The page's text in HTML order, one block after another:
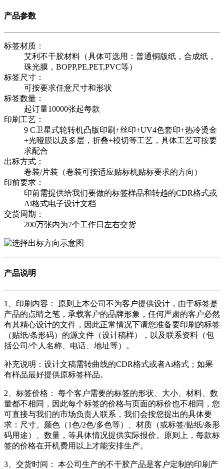
产品参数
标签材质：
艾利不干胶材料（具体可选用：普通铜版纸，合成纸，
珠光膜，BOPP,PE,PET,PVC等）
标签尺寸：
可按要求任意尺寸和形状
标签数量：
起订量10000张起每款
印刷工艺：
9 C卫星式轮转机凸版印刷+丝印+UV4色套印+热冷烫金
+光哑膜以及多层，折叠+模切等工艺，具体工艺可按要
求配合
出标方式：
卷装/片装（卷装可按适应贴标机贴标要求的方向）
印前要求：
印前需提供给我们要做的标签样品和转趋的CDR格式或
Ai格式电子设计文档
交货周期：
200万张内为7个工作日左右交货
产品说明
1、印刷内容： 原则上本公司不为客户提供设计，由于标签是
产品的点睛之笔，承载客户的品牌形象，任何严肃的客户必然
有其精心设计的文件，因此正常情况下请您准备要印刷的标签
（贴纸/条形码）的源文件（设计稿样），以及联系资料（包
括公司/个人名称、电话、地址等）。
补充说明：设计文稿需转曲线的CDR格式或者Ai格式；如果
有样品最好提供原标签样品。
2、标签价格： 每个客户需要的标签的形状、大小、材料、数
量都不相同，因此每个标签的价格与页面的标价也不相同，您
可直接与我们的市场负责人联系，我们会按您提出的具体要
求：尺寸、颜色（1色/2色/多色等）、材质（或标签/贴纸/条形
码用途）、数量，等具体情况提供实际报价。原则上，每款标
签的价格在开机费用以上才能安排生产。
3、交货时间： 本公司生产的不干胶产品是客户定制的印刷产